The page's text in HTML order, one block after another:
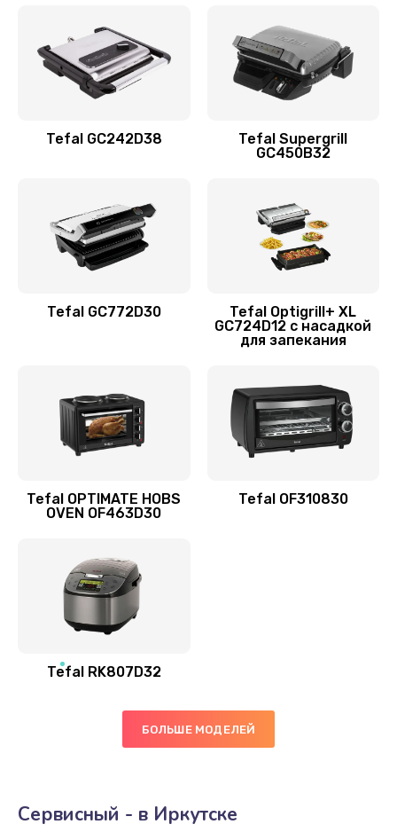
Tefal GC242D38
Tefal Supergrill
GC450B32
Tefal GC772D30
Tefal Optigrill+ XL
GC724D12 с насадкой
для запекания
Tefal OPTIMATE HOBS
OVEN OF463D30
Tefal OF310830
Tefal RK807D32
БОЛЬШЕ МОДЕЛЕЙ
Сервисный - в Иркутске